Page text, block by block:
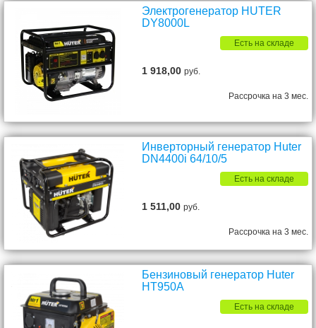
Электрогенератор HUTER
DY8000L
Есть на складе
1 918,00руб.
Рассрочка на 3 мес.
Инверторный генератор Huter
DN4400i 64/10/5
Есть на складе
1 511,00руб.
Рассрочка на 3 мес.
Бензиновый генератор Huter
HT950A
Есть на складе